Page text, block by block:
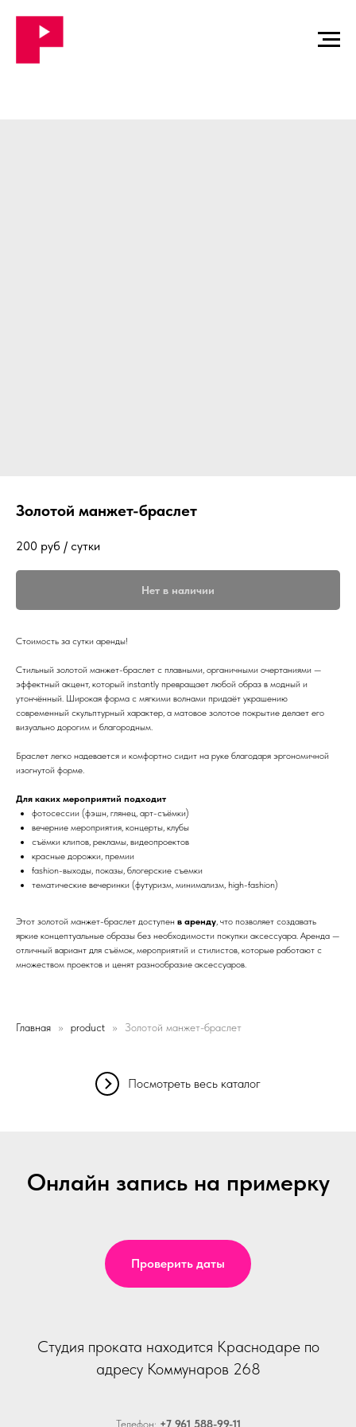
Золотой манжет-браслет
200 руб / сутки
Нет в наличии
Стоимость за сутки аренды!
Стильный золотой манжет-браслет с плавными, органичными очертаниями —
эффектный акцент, который instantly превращает любой образ в модный и
утончённый. Широкая форма с мягкими волнами придаёт украшению
современный скульптурный характер, а матовое золотое покрытие делает его
визуально дорогим и благородным.
Браслет легко надевается и комфортно сидит на руке благодаря эргономичной
изогнутой форме.
Для каких мероприятий подходит
фотосессии (фэшн, глянец, арт-съёмки)
вечерние мероприятия, концерты, клубы
съёмки клипов, рекламы, видеопроектов
красные дорожки, премии
fashion-выходы, показы, блогерские съемки
тематические вечеринки (футуризм, минимализм, high-fashion)
Этот золотой манжет-браслет доступен в аренду, что позволяет создавать
яркие концептуальные образы без необходимости покупки аксессуара. Аренда —
отличный вариант для съёмок, мероприятий и стилистов, которые работают с
множеством проектов и ценят разнообразие аксессуаров.
Главная product Золотой манжет-браслет
Посмотреть весь каталог
Онлайн запись на примерку
Проверить даты
Студия проката находится Краснодаре по
адресу Коммунаров 268
Телефон: +7 961 588-99-11